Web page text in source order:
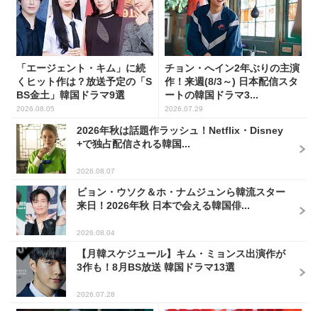
「エージェント・キム」に続
くヒット作は？放送予定の「S
BS金土」韓国ドラマ9選
2026.08.05
チョン・へイン2年ぶりの主演
作！来週(8/3～) 日本配信スタ
ートの韓国ドラマ3...
2026.07.29
2026年秋は話題作ラッシュ！Netflix・Disney
+で独占配信される韓国...
2026.08.07
ビョン・ウソク＆ホ・ナムジュンら韓流スター
来日！2026年秋 日本で会える韓国俳...
2026.08.04
【月韓スケジュール】キム・ミョンス出演作が
3作も！8月BS放送 韓国ドラマ13選
2026.07.28